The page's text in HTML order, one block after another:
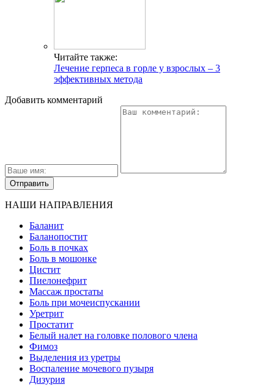
Читайте также:
Лечение герпеса в горле у взрослых – 3
эффективных метода
Добавить комментарий
НАШИ НАПРАВЛЕНИЯ
Баланит
Баланопостит
Боль в почках
Боль в мошонке
Цистит
Пиелонефрит
Массаж простаты
Боль при мочеиспускании
Уретрит
Простатит
Белый налет на головке полового члена
Фимоз
Выделения из уретры
Воспаление мочевого пузыря
Дизурия